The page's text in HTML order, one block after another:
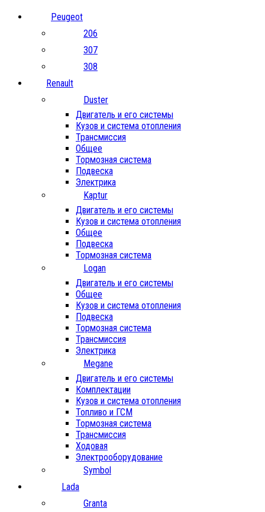
Peugeot
206
307
308
Renault
Duster
Двигатель и его системы
Кузов и система отопления
Трансмиссия
Общее
Тормозная система
Подвеска
Электрика
Kaptur
Двигатель и его системы
Кузов и система отопления
Общее
Подвеска
Тормозная система
Logan
Двигатель и его системы
Общее
Кузов и система отопления
Подвеска
Тормозная система
Трансмиссия
Электрика
Megane
Двигатель и его системы
Комплектации
Кузов и система отопления
Топливо и ГСМ
Тормозная система
Трансмиссия
Ходовая
Электрооборудование
Symbol
Lada
Granta